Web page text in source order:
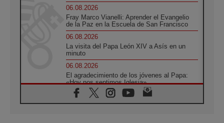
06.08.2026
Fray Marco Vianelli: Aprender el Evangelio
de la Paz en la Escuela de San Francisco
06.08.2026
La visita del Papa León XIV a Asís en un
minuto
06.08.2026
El agradecimiento de los jóvenes al Papa:
«Hoy nos sentimos Iglesia»
06.08.2026
Líbano: Reanudan los coloquios en Roma en